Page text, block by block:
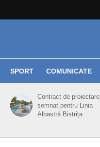
SPORT COMUNICATE
Contract de proiectare
semnat pentru Linia
Albastră Bistrița